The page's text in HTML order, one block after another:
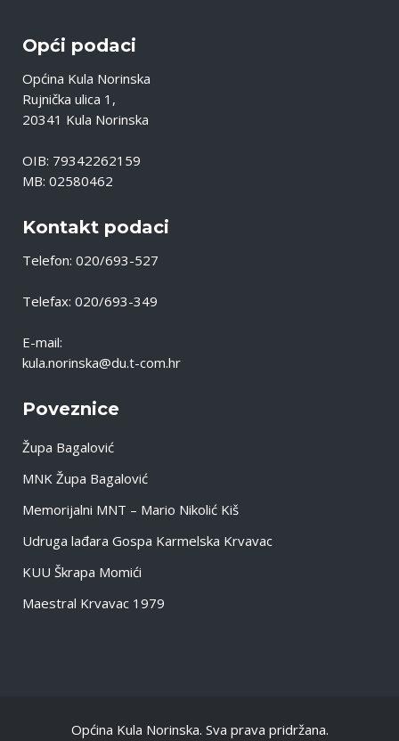
Opći podaci
Općina Kula Norinska
Rujnička ulica 1,
20341 Kula Norinska
OIB: 79342262159
MB: 02580462
Kontakt podaci
Telefon: 020/693-527
Telefax: 020/693-349
E-mail:
kula.norinska@du.t-com.hr
Poveznice
Župa Bagalović
MNK Župa Bagalović
Memorijalni MNT – Mario Nikolić Kiš
Udruga lađara Gospa Karmelska Krvavac
KUU Škrapa Momići
Maestral Krvavac 1979
Općina Kula Norinska. Sva prava pridržana.